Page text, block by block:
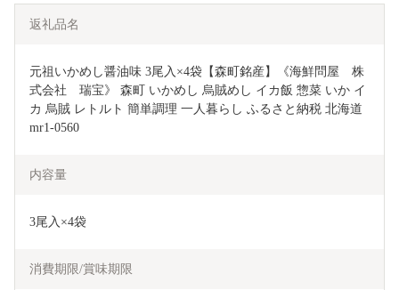
返礼品名
元祖いかめし醤油味 3尾入×4袋【森町銘産】《海鮮問屋　株
式会社　瑞宝》 森町 いかめし 烏賊めし イカ飯 惣菜 いか イ
カ 烏賊 レトルト 簡単調理 一人暮らし ふるさと納税 北海道
mr1-0560
内容量
3尾入×4袋
消費期限/賞味期限